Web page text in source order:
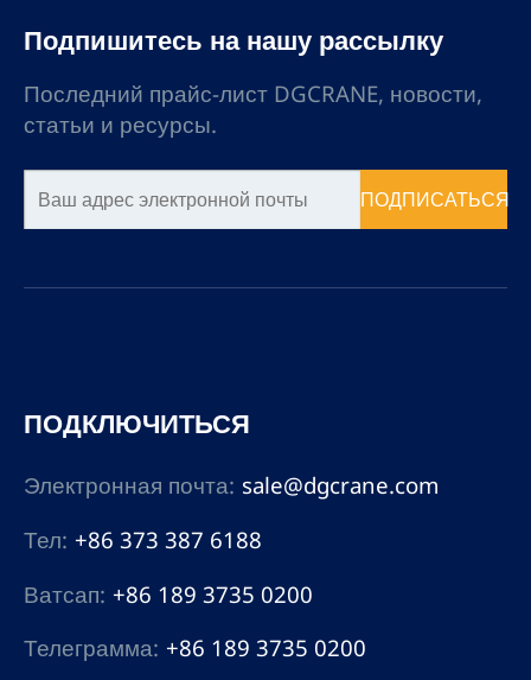
предприятия.
Подпишитесь на нашу рассылку
Последний прайс-лист DGCRANE, новости,
статьи и ресурсы.
ПОДПИСАТЬСЯ
ПОДКЛЮЧИТЬСЯ
Электронная почта: sale@dgcrane.com
Тел: +86 373 387 6188
Ватсап: +86 189 3735 0200
Телеграмма: +86 189 3735 0200